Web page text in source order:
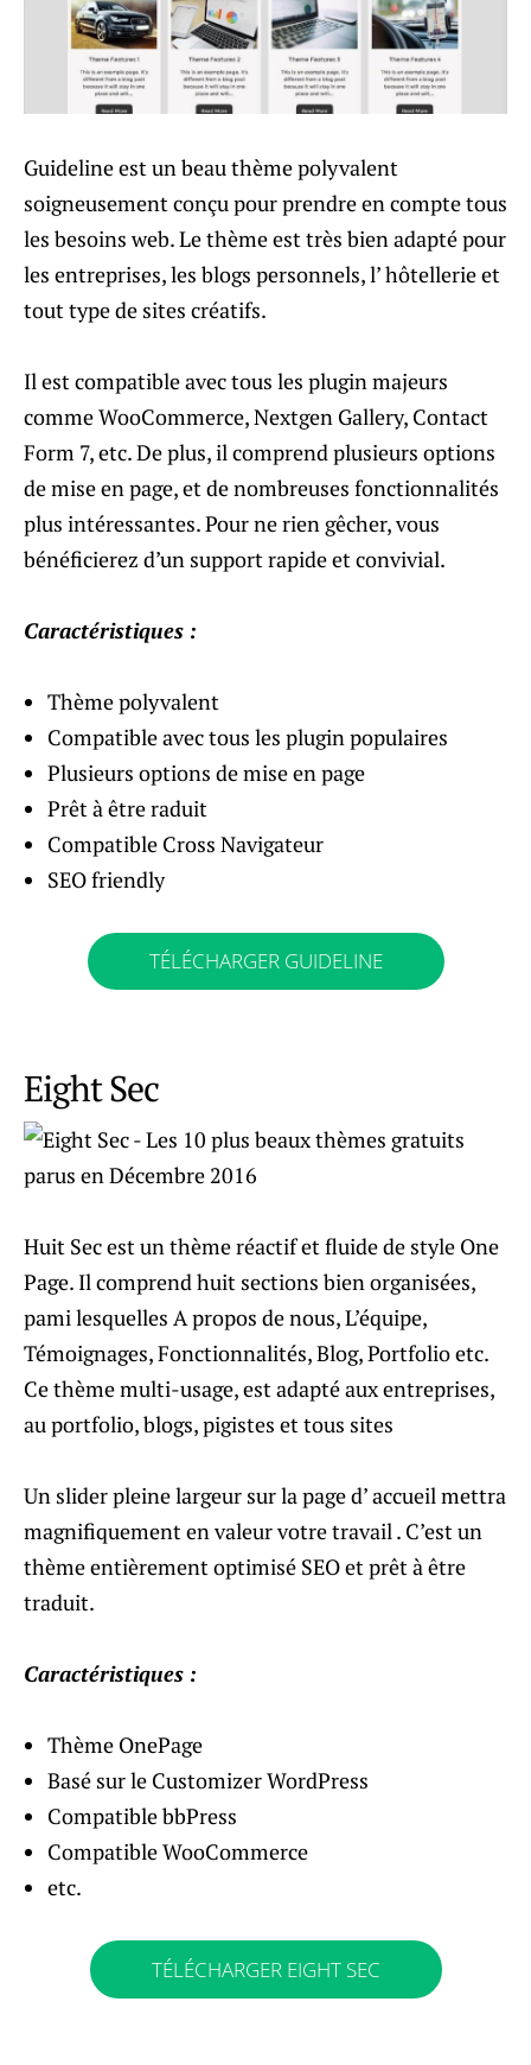
Guideline est un beau thème polyvalent
soigneusement conçu pour prendre en compte tous
les besoins web. Le thème est très bien adapté pour
les entreprises, les blogs personnels, l’ hôtellerie et
tout type de sites créatifs.
Il est compatible avec tous les plugin majeurs
comme WooCommerce, Nextgen Gallery, Contact
Form 7, etc. De plus, il comprend plusieurs options
de mise en page, et de nombreuses fonctionnalités
plus intéressantes. Pour ne rien gêcher, vous
bénéficierez d’un support rapide et convivial.
Caractéristiques :
Thème polyvalent
Compatible avec tous les plugin populaires
Plusieurs options de mise en page
Prêt à être raduit
Compatible Cross Navigateur
SEO friendly
TÉLÉCHARGER GUIDELINE
Eight Sec
Huit Sec est un thème réactif et fluide de style One
Page. Il comprend huit sections bien organisées,
pami lesquelles A propos de nous, L’équipe,
Témoignages, Fonctionnalités, Blog, Portfolio etc.
Ce thème multi-usage, est adapté aux entreprises,
au portfolio, blogs, pigistes et tous sites
Un slider pleine largeur sur la page d’ accueil mettra
magnifiquement en valeur votre travail . C’est un
thème entièrement optimisé SEO et prêt à être
traduit.
Caractéristiques :
Thème OnePage
Basé sur le Customizer WordPress
Compatible bbPress
Compatible WooCommerce
etc.
TÉLÉCHARGER EIGHT SEC